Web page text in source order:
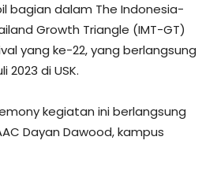
bagian dalam The Indonesia-
Growth Triangle (IMT-GT)
yang ke-22, yang berlangsung
2023 di USK.
kegiatan ini berlangsung
Dayan Dawood, kampus